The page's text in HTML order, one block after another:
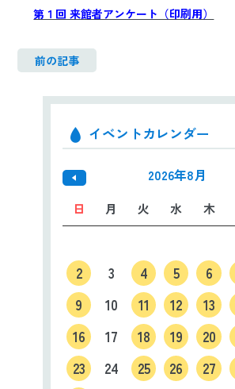
第１回 来館者アンケート（印刷用）
前の記事
イベントカレンダー
2026年8月
日 月 火 水 木
2
3 4 5 6
9
10 11 12 13
16
17 18 19 20
23
24 25 26 27